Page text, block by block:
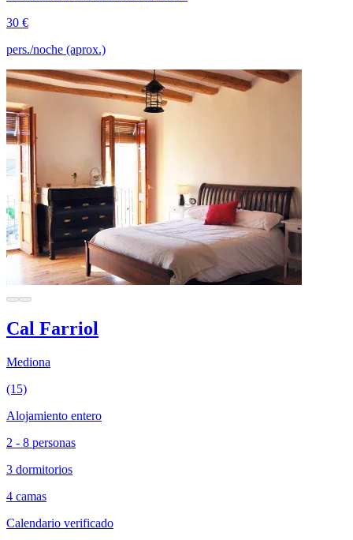
30 €
pers./noche (aprox.)
Cal Farriol
Mediona
(15)
Alojamiento entero
2 - 8 personas
3 dormitorios
4 camas
Calendario verificado